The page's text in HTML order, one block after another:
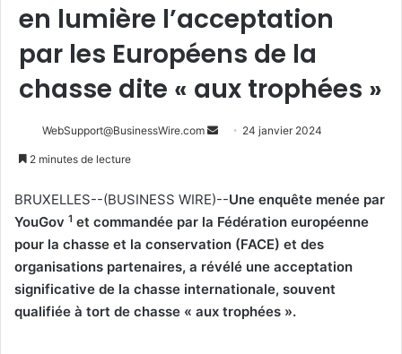
en lumière l’acceptation
par les Européens de la
chasse dite « aux trophées »
WebSupport@BusinessWire.com
Envoyer24 janvier 2024
2 minutes de lecture
BRUXELLES--(BUSINESS WIRE)--Une enquête menée par
YouGov 1 et commandée par la Fédération européenne
pour la chasse et la conservation (FACE) et des
organisations partenaires, a révélé une acceptation
significative de la chasse internationale, souvent
qualifiée à tort de chasse « aux trophées ».